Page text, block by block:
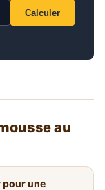
Calculer
au
pour une